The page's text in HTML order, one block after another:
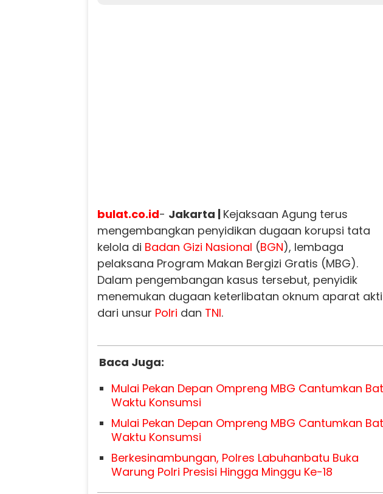
bulat.co.id- Jakarta | Kejaksaan Agung terus
mengembangkan penyidikan dugaan korupsi tata
kelola di Badan Gizi Nasional (BGN), lembaga
pelaksana Program Makan Bergizi Gratis (MBG).
Dalam pengembangan kasus tersebut, penyidik
menemukan dugaan keterlibatan oknum aparat
dari unsur Polri dan TNI.
Baca Juga:
Mulai Pekan Depan Ompreng MBG Cantumkan
Waktu Konsumsi
Mulai Pekan Depan Ompreng MBG Cantumkan
Waktu Konsumsi
Berkesinambungan, Polres Labuhanbatu Buka
Warung Polri Presisi Hingga Minggu Ke-18